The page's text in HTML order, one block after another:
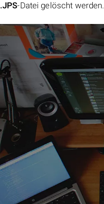
.JPS-Datei gelöscht werden.